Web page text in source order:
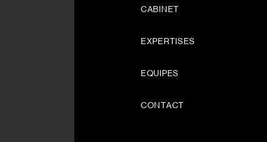
CABINET
EXPERTISES
EQUIPES
CONTACT